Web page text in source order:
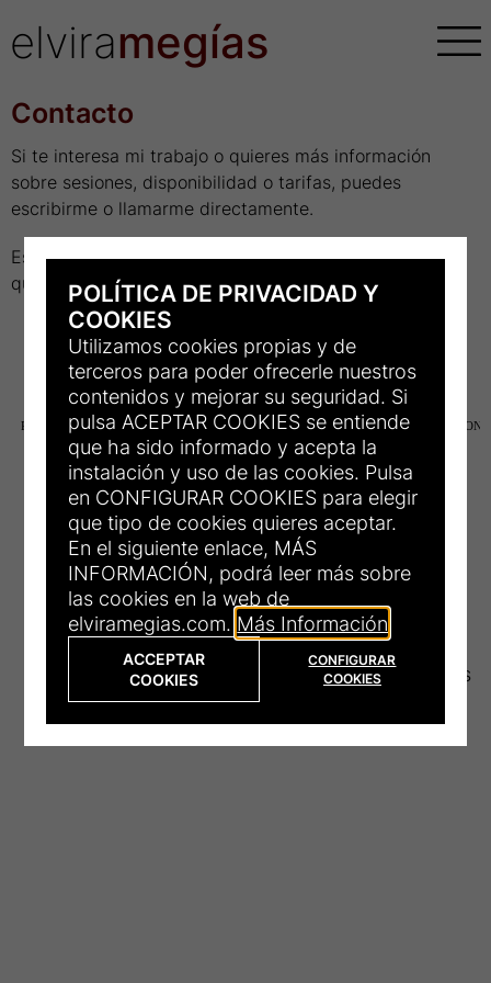
elviramegías
Contacto
Si te interesa mi trabajo o quieres más información
sobre sesiones, disponibilidad o tarifas, puedes
escribirme o llamarme directamente.
Estaré encantada de atenderte y comentar los detalles
que necesites.
elviramegias@gmail.com
+34 646654565
© 2026 Elvira Megías
POLÍTICA DE PRIVACIDAD Y
COOKIES
Utilizamos cookies propias y de
terceros para poder ofrecerle nuestros
contenidos y mejorar su seguridad. Si
pulsa ACEPTAR COOKIES se entiende
que ha sido informado y acepta la
instalación y uso de las cookies. Pulsa
en CONFIGURAR COOKIES para elegir
que tipo de cookies quieres aceptar.
En el siguiente enlace, MÁS
INFORMACIÓN, podrá leer más sobre
las cookies en la web de
elviramegias.com. Más Información
ACCEPTAR
COOKIES
CONFIGURAR
COOKIES